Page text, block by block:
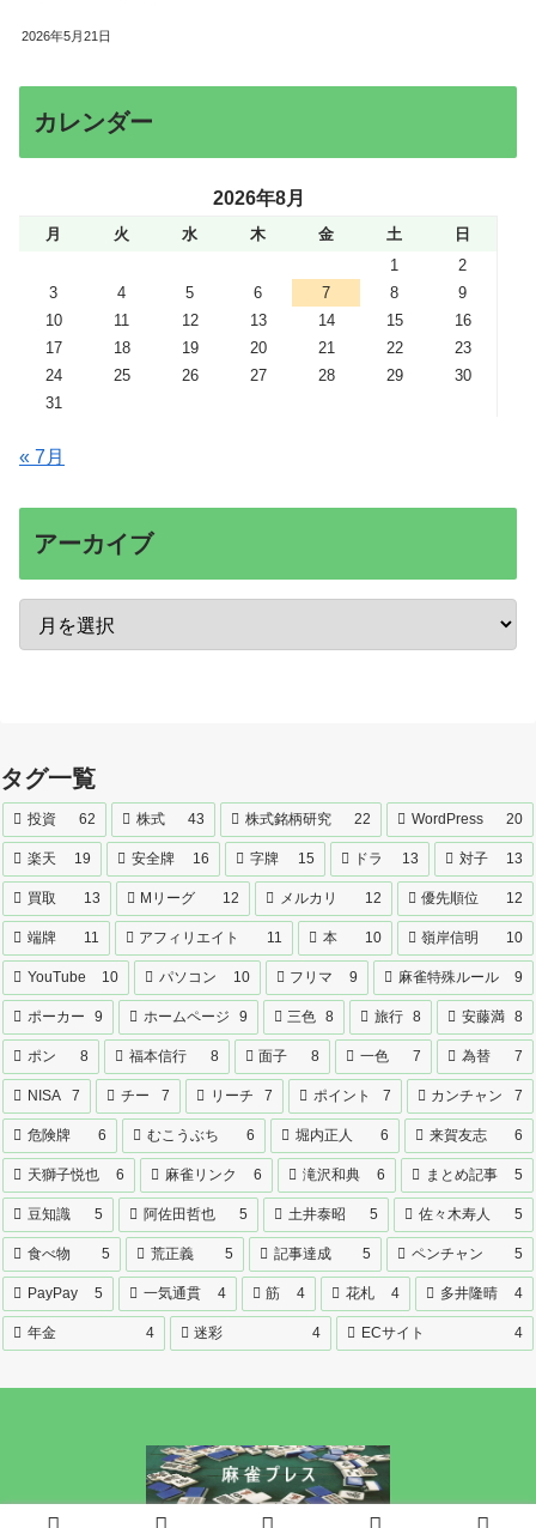
2026年5月21日
カレンダー
2026年8月
月 火 水 木 金 土
日
1
2
3
4 5 6 7 8
9
10
11 12 13 14 15
16
17
18 19 20 21 22
23
24
25 26 27 28 29
30
31
« 7月
アーカイブ
タグ一覧
投資 62 株式 43 株式銘柄研究 22 WordPress 20
楽天 19 安全牌 16 字牌 15 ドラ 13 対子 13
買取 13 Mリーグ 12 メルカリ 12 優先順位 12
端牌 11 アフィリエイト 11 本 10 嶺岸信明 10
YouTube 10 パソコン 10 フリマ 9 麻雀特殊ルール 9
ポーカー 9 ホームページ 9 三色 8 旅行 8 安藤満 8
ポン 8 福本信行 8 面子 8 一色 7 為替 7
NISA 7 チー 7 リーチ 7 ポイント 7 カンチャン 7
危険牌 6 むこうぶち 6 堀内正人 6 来賀友志 6
天獅子悦也 6 麻雀リンク 6 滝沢和典 6 まとめ記事 5
豆知識 5 阿佐田哲也 5 土井泰昭 5 佐々木寿人 5
食べ物 5 荒正義 5 記事達成 5 ペンチャン 5
PayPay 5 一気通貫 4 筋 4 花札 4 多井隆晴 4
年金 4 迷彩 4 ECサイト 4